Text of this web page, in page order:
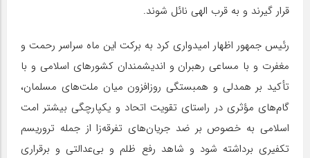
قرار گیرند و به قرب الهی نائل شوند.
رئیس جمهور اظهار امیدواری کرد به برکت این ماه سراسر رحمت و
مغفرت و با مساعی رهبران و اندیشمندان کشورهای اسلامی و با
تأکید بر همدلی و همبستگی روزافزون میان ملت‌های مسلمان،
گام‌های مؤثری در راستای تقویت اتحاد و یکپارچگی بیشتر امت
اسلامی به خصوص بر ضد جریان‌های تفرقه‌زا از جمله تروریسم
تکفیری برداشته شود و شاهد رفع ظلم و بی‌عدالتی و برقراری